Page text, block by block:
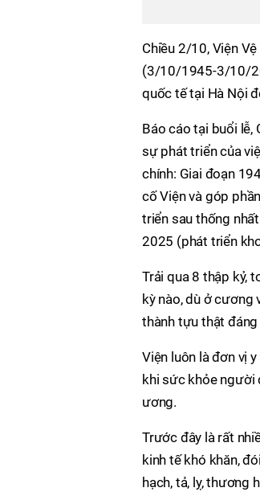
Chiều 2/10, Viện
(3/10/1945-3/10/
quốc tế tại Hà Nội
Báo cáo tại buổi lễ,
sự phát triển của
chính: Giai đoạn
cố Viện và góp
triển sau thống
2025 (phát triển
Trải qua 8 thập kỷ,
kỳ nào, dù ở cương
thành tựu thật
Viện luôn là đơn vị
khi sức khỏe người
ương.
Trước đây là rất
kinh tế khó khăn,
hạch, tả, lỵ, thương